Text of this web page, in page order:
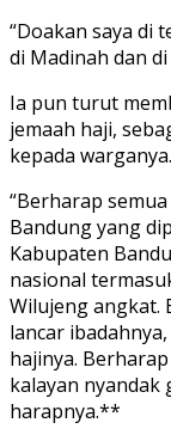
“Doakan saya di
di Madinah dan
Ia pun turut
jemaah haji,
kepada warganya.
“Berharap
Bandung yang
Kabupaten
nasional
Wilujeng angkat.
lancar
hajinya.
kalayan nyandak
harapnya.**